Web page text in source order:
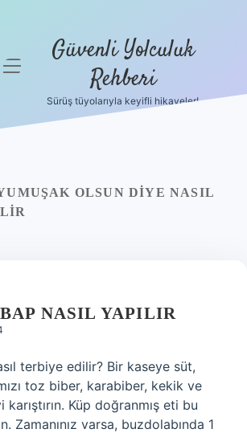
menüyü Güvenli Yolculuk
Rehberi
Sürüş tüyolarıyla keyifli hikayeler!
OLSUN DIYE NASIL
NASIL YAPILIR
terbiye edilir? Bir kaseye süt,
toz biber, karabiber, kekik ve
Küp doğranmış eti bu
Zamanınız varsa, buzdolabında 1